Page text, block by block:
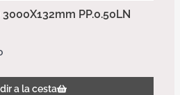
PP.0.50LN
a la cesta